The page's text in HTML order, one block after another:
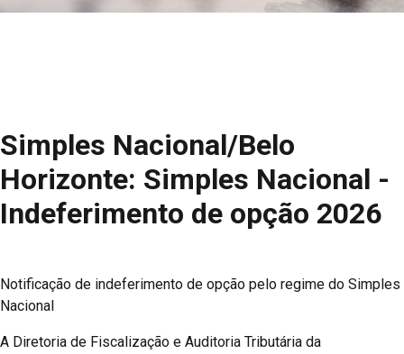
Simples Nacional/Belo
Horizonte: Simples Nacional -
Indeferimento de opção 2026
Notificação de indeferimento de opção pelo regime do Simples
Nacional
A Diretoria de Fiscalização e Auditoria Tributária da